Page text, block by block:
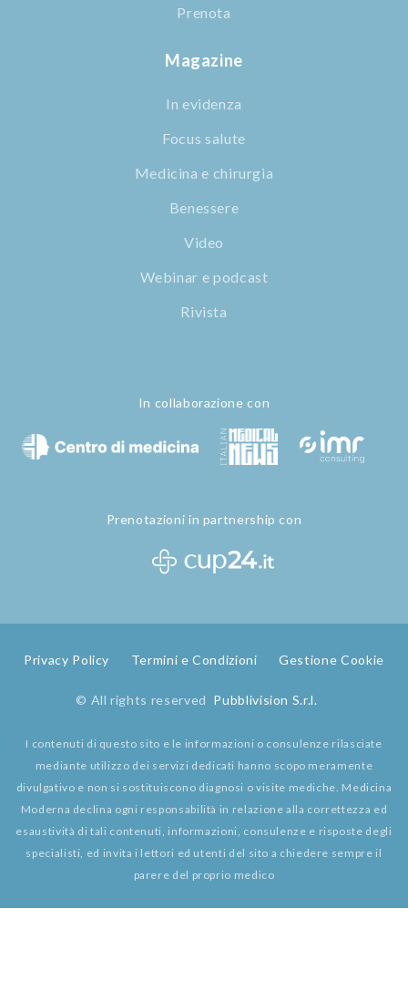
Prenota
Magazine
In evidenza
Focus salute
Medicina e chirurgia
Benessere
Video
Webinar e podcast
Rivista
In collaborazione con
Prenotazioni in partnership con
Privacy Policy Termini e Condizioni Gestione Cookie
© All rights reserved Pubblivision S.r.l.
I contenuti di questo sito e le informazioni o consulenze rilasciate
mediante utilizzo dei servizi dedicati hanno scopo meramente
divulgativo e non si sostituiscono diagnosi o visite mediche. Medicina
Moderna declina ogni responsabilità in relazione alla correttezza ed
esaustività di tali contenuti, informazioni, consulenze e risposte degli
specialisti, ed invita i lettori ed utenti del sito a chiedere sempre il
parere del proprio medico